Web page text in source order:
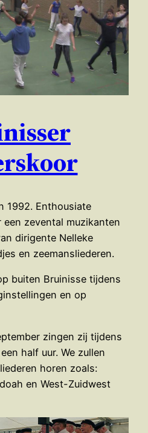
1992. Enthousiate
zevental muzikanten
dirigente Nelleke
en zeemansliederen.
buiten Bruinisse tijdens
en op
zingen zij tijdens
half uur. We zullen
horen zoals:
en West-Zuidwest